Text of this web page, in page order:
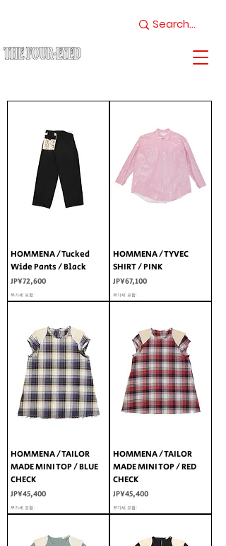
HOMMENA / Tucked
Wide Pants / Black
가격
JP¥72,600
부가세 포함:
HOMMENA / TYVEC
SHIRT / PINK
가격
JP¥67,100
부가세 포함:
HOMMENA / TAILOR
MADE MINI TOP / BLUE
CHECK
가격
JP¥45,400
부가세 포함:
HOMMENA / TAILOR
MADE MINI TOP / RED
CHECK
가격
JP¥45,400
부가세 포함: